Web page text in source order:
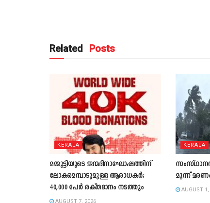
Related Posts
KERALA
മമ്മൂട്ടിയുടെ ജന്മദിനാഘോഷത്തിന്
ലോകമെമ്പാടുമുള്ള ആരാധകർ;
40,000 പേർ രക്തദാനം നടത്തും
AUGUST 7, 2026
KERALA
മൂന്ന്
AUGUST 1,